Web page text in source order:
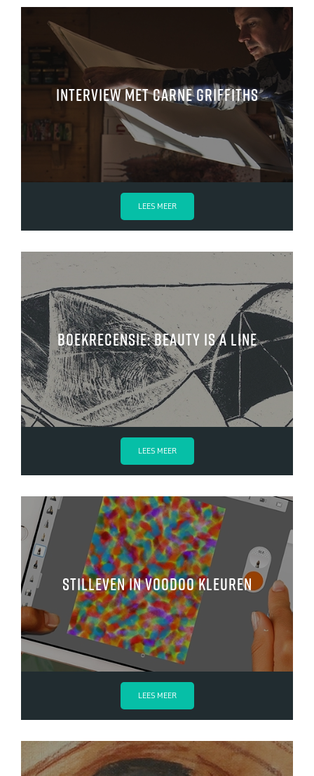
Interview met Carne Griffiths
LEES MEER
Boekrecensie: Beauty is a Line
LEES MEER
Stilleven in voodoo kleuren
LEES MEER